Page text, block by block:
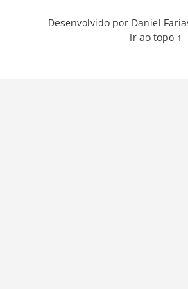
Desenvolvido por Daniel
Ir ao topo ↑